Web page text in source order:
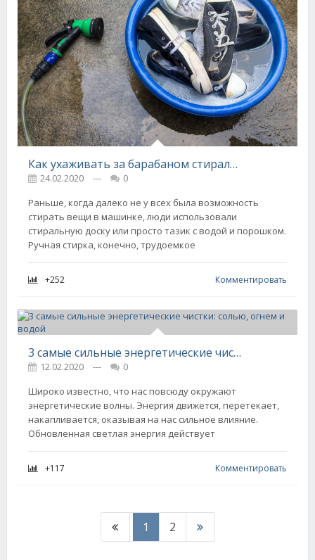
Как ухаживать за барабаном стиральной машины
24.02.2020 ---
0
Раньше, когда далеко не у всех была возможность
стирать вещи в машинке, люди использовали
стиральную доску или просто тазик с водой и порошком.
Ручная стирка, конечно, трудоемкое
+252 Комментировать
3 самые сильные энергетические чистки: солью, огнем и водой
12.02.2020 ---
0
Широко известно, что нас повсюду окружают
энергетические волны. Энергия движется, перетекает,
накапливается, оказывая на нас сильное влияние.
Обновленная светлая энергия действует
+117 Комментировать
1 2